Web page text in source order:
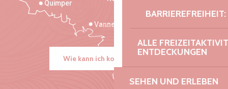
ALLE
ENTDECKUNGEN
SEHEN UND ERLEBEN
Vannes
Quimper
Wie kann ich kommen?